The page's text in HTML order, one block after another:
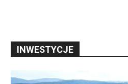
INWESTYCJE